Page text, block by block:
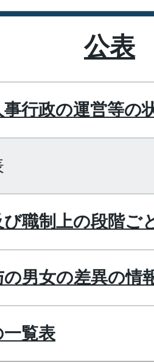
公表
行政の運営等の
職制上の段階ご
男女の差異の情
覧表